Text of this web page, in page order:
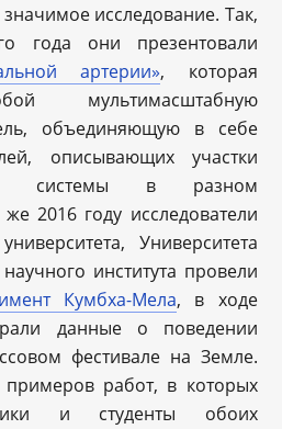
исследование. Так,
года они презентовали
артерии», которая
мультимасштабную
объединяющую в себе
описывающих участки
системы в разном
2016 году исследователи
Университета
института провели
Кумбха-Мела, в ходе
данные о поведении
фестивале на Земле.
работ, в которых
и студенты обоих